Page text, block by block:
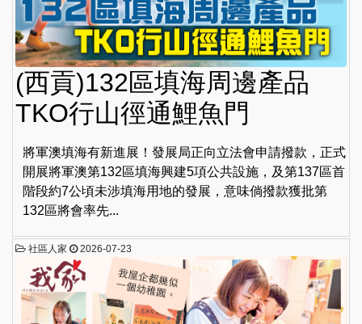
(西貢)132區填海周邊產品
TKO行山徑通鯉魚門
將軍澳填海有新進展！發展局正向立法會申請撥款，正式
開展將軍澳第132區填海興建5項公共設施，及第137區首
階段約7公頃未涉填海用地的發展，意味倘撥款獲批第
132區將會率先...
社區人家 2026-07-23